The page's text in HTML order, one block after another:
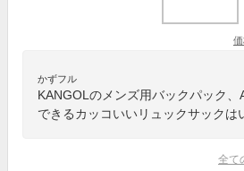
かずフル
KANGOLのメンズ用バックパック
できるカッコいいリュックサックは
全て